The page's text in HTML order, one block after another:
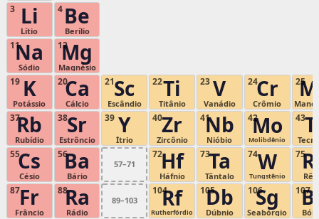
3 Li
Lítio
4 Be
Berílio
11Na
Sódio
12Mg
Magnésio
19 K
Potássio
20Ca
Cálcio
21Sc
Escândio
22Ti
Titânio
23 V
Vanádio
24Cr
Crômio
25
37Rb
Rubídio
38Sr
Estrôncio
39 Y
Ítrio
40Zr
Zircônio
41Nb
Nióbio
42Mo
Molibdênio
43
55Cs
Césio
56Ba
Bário
57–71
72Hf
Háfnio
73Ta
Tântalo
74W
Tungstênio
75
87Fr
Frâncio
88Ra
Rádio
89–103
104Rf
Rutherfórdio
105
Db
Dúbnio
106Sg
Seabórgio
107